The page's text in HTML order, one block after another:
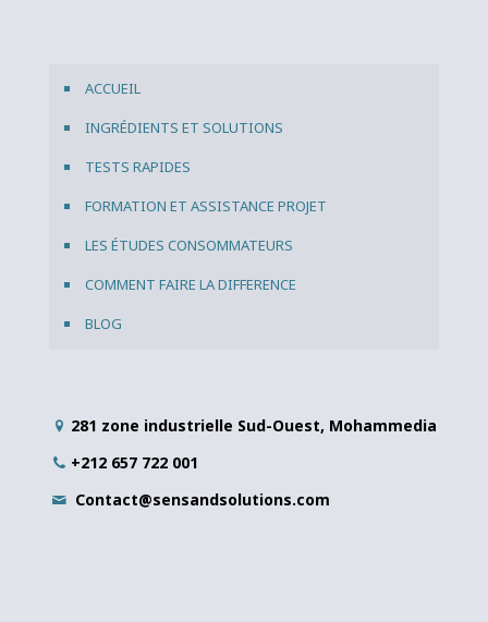
ACCUEIL
INGRÉDIENTS ET SOLUTIONS
TESTS RAPIDES
FORMATION ET ASSISTANCE PROJET
LES ÉTUDES CONSOMMATEURS
COMMENT FAIRE LA DIFFERENCE
BLOG
281 zone industrielle Sud-Ouest, Mohammedia
+212 657 722 001
Contact@sensandsolutions.com